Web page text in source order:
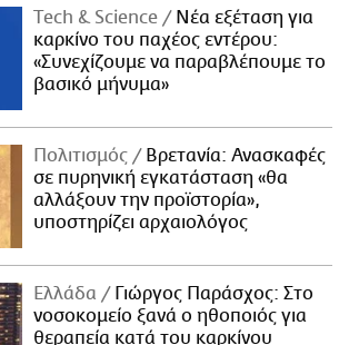
Τech & Science
Νέα εξέταση για
καρκίνο του παχέος εντέρου:
«Συνεχίζουμε να παραβλέπουμε το
βασικό μήνυμα»
Πολιτισμός
Βρετανία: Ανασκαφές
σε πυρηνική εγκατάσταση «θα
αλλάξουν την προϊστορία»,
υποστηρίζει αρχαιολόγος
Ελλάδα
Γιώργος Παράσχος: Στο
νοσοκομείο ξανά ο ηθοποιός για
θεραπεία κατά του καρκίνου